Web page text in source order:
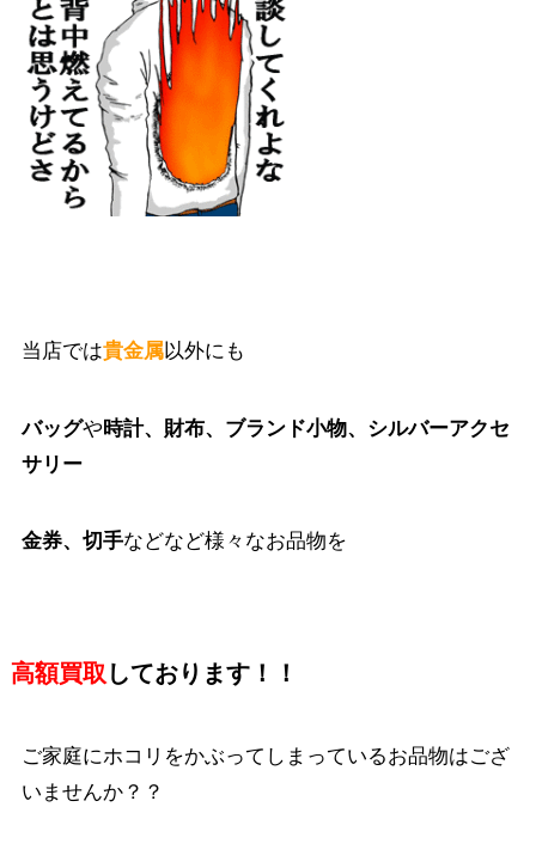
当店では貴金属以外にも
バッグや時計、財布、ブランド小物、シルバーアクセ
サリー
金券、切手などなど様々なお品物を
高額買取 しております！！
ご家庭にホコリをかぶってしまっているお品物はござ
いませんか？？